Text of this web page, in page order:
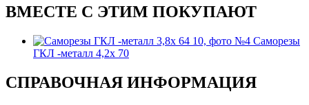
ВМЕСТЕ С ЭТИМ ПОКУПАЮТ
Саморезы
ГКЛ -металл 4,2х 70
СПРАВОЧНАЯ ИНФОРМАЦИЯ